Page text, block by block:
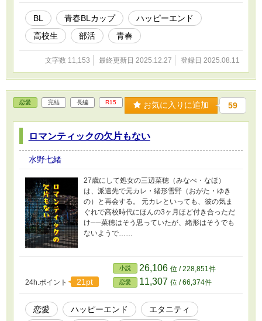
BL 青春BLカップ​
ハッピーエンド
高校生
部活 青春
文字数 11,153 最終更新日 2025.12.27 登録日 2025.08.11
恋愛 完結 長編 R15 お気に入りに追加 59
ロマンティックの欠片もない
水野七緒
27歳にして処女の三辺菜穂（みなべ・なほ）
は、派遣先で元カレ・緒形雪野（おがた・ゆき
の）と再会する。 元カレといっても、彼の気ま
ぐれで高校時代にほんの3ヶ月ほど付き合っただ
け──菜穂はそう思っていたが、緒形はそうでも
ないようで……
24h.ポイント 21pt
小説 26,106 位 / 228,851件
恋愛 11,307 位 / 66,374件
恋愛 ハッピーエンド
エタニティ